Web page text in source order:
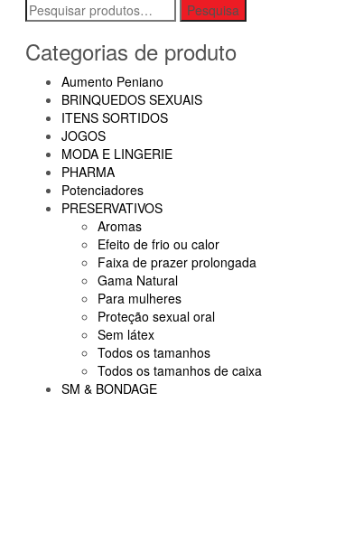
Pesquisa
Categorias de produto
Aumento Peniano
BRINQUEDOS SEXUAIS
ITENS SORTIDOS
JOGOS
MODA E LINGERIE
PHARMA
Potenciadores
PRESERVATIVOS
Aromas
Efeito de frio ou calor
Faixa de prazer prolongada
Gama Natural
Para mulheres
Proteção sexual oral
Sem látex
Todos os tamanhos
Todos os tamanhos de caixa
SM & BONDAGE